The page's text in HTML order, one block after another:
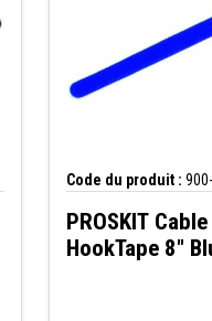
Code du produit :
PROSKIT
HookTape 8"